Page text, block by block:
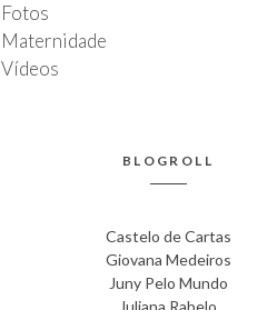
Fotos
Maternidade
Vídeos
BLOGROLL
Castelo de Cartas
Giovana Medeiros
Juny Pelo Mundo